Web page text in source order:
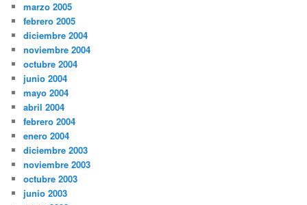
marzo 2005
febrero 2005
diciembre 2004
noviembre 2004
octubre 2004
junio 2004
mayo 2004
abril 2004
febrero 2004
enero 2004
diciembre 2003
noviembre 2003
octubre 2003
junio 2003